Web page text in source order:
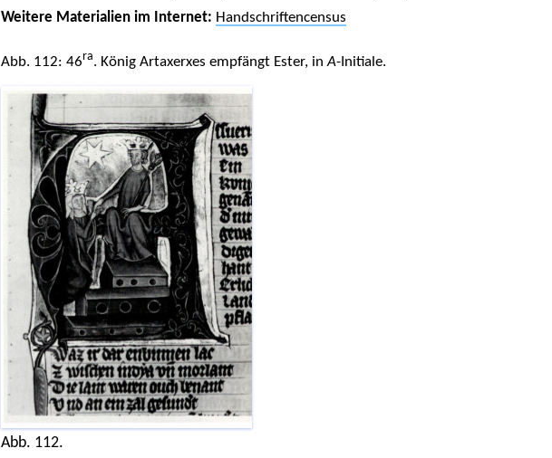
Weitere Materialien im Internet: Handschriftencensus
Abb. 112: 46ra. König Artaxerxes empfängt Ester, inA-Initiale.
Abb. 112.